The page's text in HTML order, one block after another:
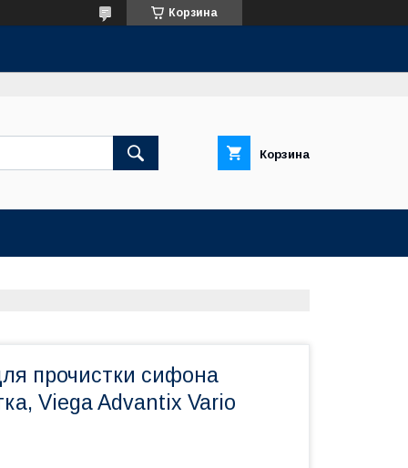
Корзина
Корзина
прочистки сифона
Viega Advantix Vario